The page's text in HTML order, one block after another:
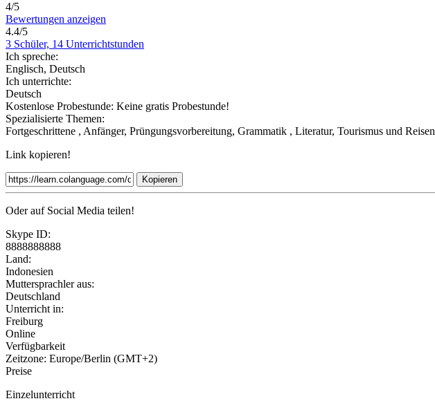
4/5
Bewertungen anzeigen
4.4/5
3 Schüler, 14 Unterrichtstunden
Ich spreche:
Englisch, Deutsch
Ich unterrichte:
Deutsch
Kostenlose Probestunde: Keine gratis Probestunde!
Spezialisierte Themen:
Fortgeschrittene , Anfänger, Prüngungsvorbereitung, Grammatik , Literatur, Tourismus und Reisen
Link kopieren!
Kopieren
Oder auf Social Media teilen!
Skype ID:
8888888888
Land:
Indonesien
Muttersprachler aus:
Deutschland
Unterricht in:
Freiburg
Online
Verfügbarkeit
Zeitzone: Europe/Berlin (GMT+2)
Preise
Einzelunterricht